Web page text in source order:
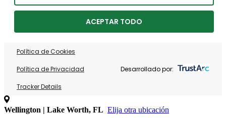
ACEPTAR TODO
Política de Cookies
Política de Privacidad
Tracker Details
Desarrollado por:
Wellington | Lake Worth, FL Elija otra ubicación